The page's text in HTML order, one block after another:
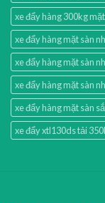
xe đẩy hàng 300kg
xe đẩy hàng mặt sàn
xe đẩy hàng mặt sàn
xe đẩy hàng mặt sàn
xe đẩy hàng mặt sàn
xe đẩy xtl130ds tải